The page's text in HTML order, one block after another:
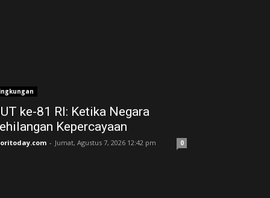
ke-81 RI: Ketika Negara
Kepercayaan
- Jumat, Agustus 7, 2026 12:42 pm 0